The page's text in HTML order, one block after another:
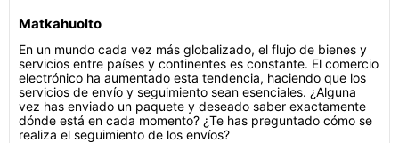
Matkahuolto
En un mundo cada vez más globalizado, el flujo de bienes y
servicios entre países y continentes es constante. El comercio
electrónico ha aumentado esta tendencia, haciendo que los
servicios de envío y seguimiento sean esenciales. ¿Alguna
vez has enviado un paquete y deseado saber exactamente
dónde está en cada momento? ¿Te has preguntado cómo se
realiza el seguimiento de los envíos?